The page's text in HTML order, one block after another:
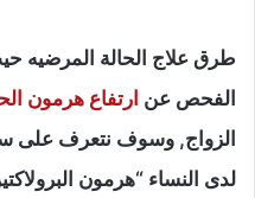
طرق علاج الحالة المرضيه
الفحص عن ارتفاع هرمون
الزواج, وسوف نتعرف على
لدى النساء “هرمون